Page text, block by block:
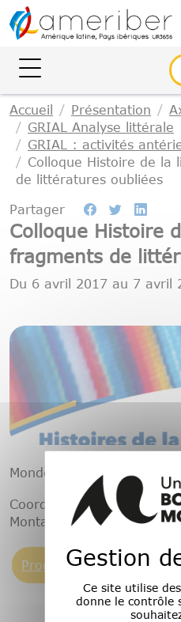
Accueil Présentation
GRIAL Analyse littérale
GRIAL : activités
Colloque Histoire de
de littératures oubliées
Partager
Colloque Histoire
fragments de
Du 6 avril 2017 au 7 avril
Monde américains en
Coordination : Carla
Montaigne.
Programme ici
Gestion des cookies
Gestion
Ce site utilise
donne le contrôle